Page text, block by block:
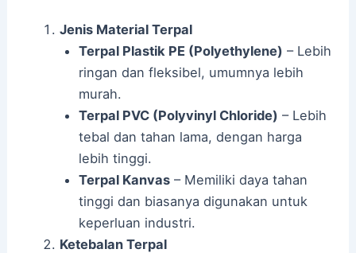
Jenis Material Terpal
Terpal Plastik PE (Polyethylene) – Lebih
ringan dan fleksibel, umumnya lebih
murah.
Terpal PVC (Polyvinyl Chloride) – Lebih
tebal dan tahan lama, dengan harga
lebih tinggi.
Terpal Kanvas – Memiliki daya tahan
tinggi dan biasanya digunakan untuk
keperluan industri.
Ketebalan Terpal